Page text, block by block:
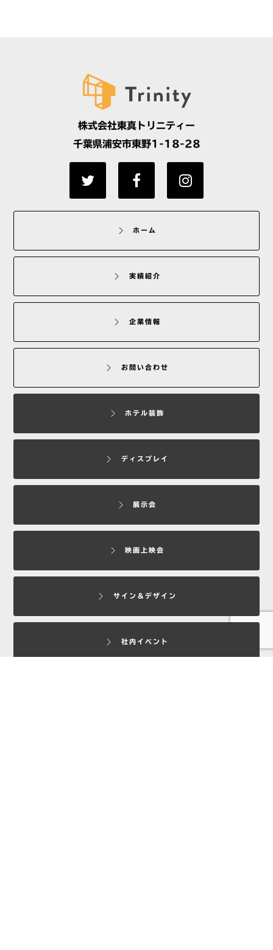
株式会社東真トリニティー
千葉県浦安市東野1-18-28
ホーム
実績紹介
企業情報
お問い合わせ
ホテル装飾
ディスプレイ
展示会
映画上映会
サイン＆デザイン
社内イベント